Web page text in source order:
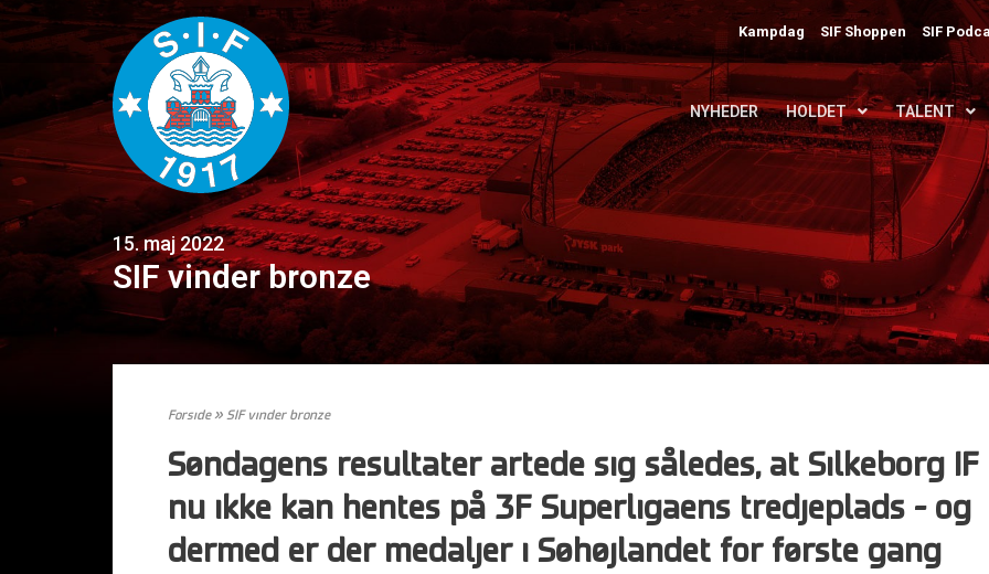
Kampdag SIF Shoppen SIF
NYHEDER HOLDET TALENT
15. maj 2022
SIF vinder bronze
Forside» SIF vinder bronze
Søndagens resultater artede sig således, at Silkeborg IF
nu ikke kan hentes på 3F Superligaens tredjeplads – og
dermed er der medaljer i Søhøjlandet for første gang